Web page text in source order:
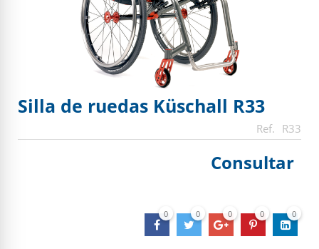
Silla de ruedas Küschall R33
R33
Consultar
0 0 0 0 0